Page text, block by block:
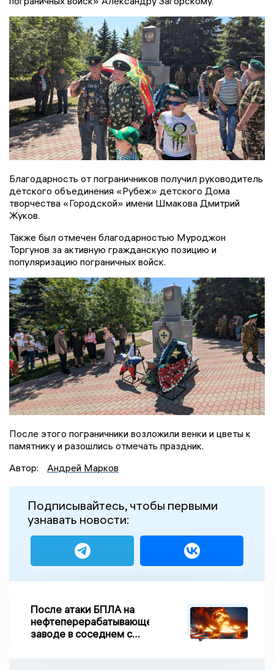
Благодарность от пограничников получил руководитель
детского объединения «Рубеж» детского Дома
творчества «Городской» имени Шмакова Дмитрий
Жуков.
Также был отмечен благодарностью Муроджон
Торгунов за активную гражданскую позицию и
популяризацию пограничных войск.
После этого пограничники возложили венки и цветы к
памятнику и разошлись отмечать праздник.
Автор:
Андрей Марков
Подписывайтесь, чтобы первыми
узнавать новости:
После атаки БПЛА на
нефтеперерабатывающем
заводе в соседнем с